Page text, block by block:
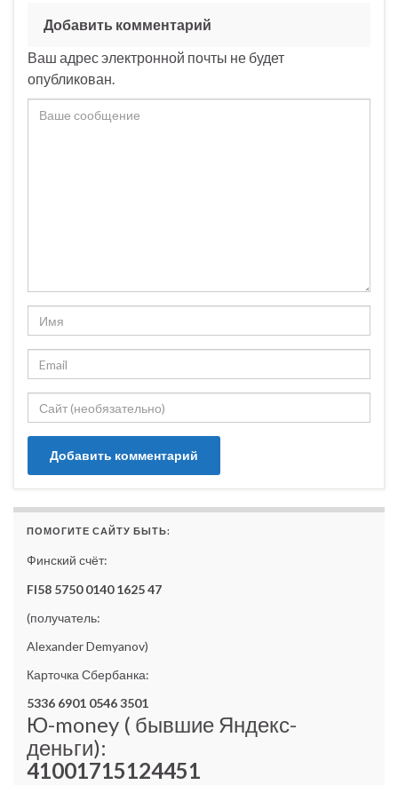
Добавить комментарий
Ваш адрес электронной почты не будет
опубликован.
ПОМОГИТЕ САЙТУ БЫТЬ:
Финский счёт:
FI58 5750 0140 1625 47
(получатель:
Alexander Demyanov)
Карточка Сбербанка:
5336 6901 0546 3501
Ю-money ( бывшие Яндекс-
деньги):
41001715124451